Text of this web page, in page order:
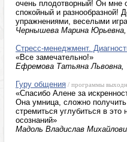
очень плодотворный! Он мне
спокойный и разнообразной!
упражнениями, веселыми
Чернышева Марина Юрьевна,
Стресс-менеджмент.
«Все замечательно!»
Ефремова Татьяна Львовна,
Гуру общения / программы
«Спасибо Алене за
Она умница, сложно получить
стремиться углубиться в
осознаний»
Мадоль Владислав